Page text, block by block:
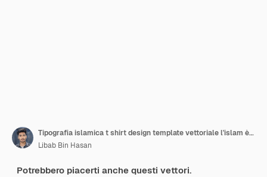
Tipografia islamica t shirt design template vettoriale l'islam è il mio deen jannah è il mio sogno
Libab Bin Hasan
Potrebbero piacerti anche questi vettori.